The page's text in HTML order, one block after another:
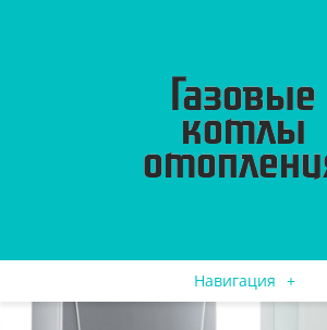
Навигация +